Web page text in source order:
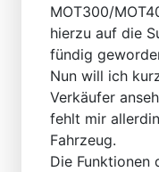
MOT300/
hierzu auf die
fündig
Nun will ich
Verkäufer
fehlt mir
Fahrzeug.
Die Funktionen